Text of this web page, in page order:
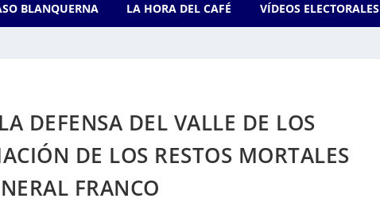
BLANQUERNA LA HORA DEL CAFÉ VÍDEOS ELECTORALES
DEFENSA DEL VALLE DE LOS
DE LOS RESTOS MORTALES
FRANCO